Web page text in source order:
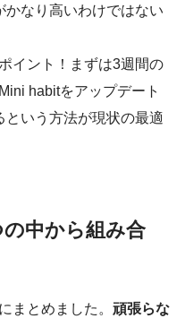
なり高いわけではない
イント！まずは3週間の
habitをアップデート
という方法が現状の最適
の中から組み合
まとめました。 頑張らな